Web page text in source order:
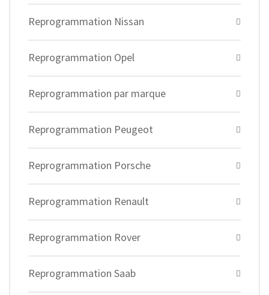
Reprogrammation Nissan
Reprogrammation Opel
Reprogrammation par marque
Reprogrammation Peugeot
Reprogrammation Porsche
Reprogrammation Renault
Reprogrammation Rover
Reprogrammation Saab